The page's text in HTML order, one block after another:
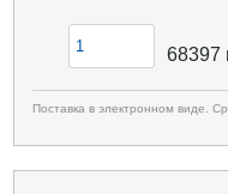
68397
Поставка в электронном виде.